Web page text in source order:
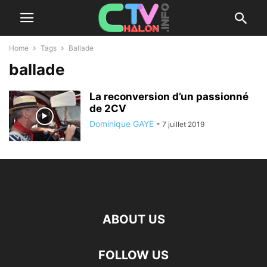
Home Tags Ballade
ballade
La reconversion d’un passionné
de 2CV
Dominique GAYE - 7 juillet 2019
ABOUT US
FOLLOW US